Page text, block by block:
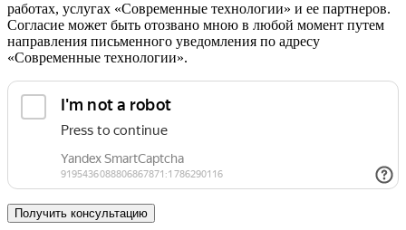
работах, услугах «Современные технологии» и ее партнеров.
Согласие может быть отозвано мною в любой момент путем
направления письменного уведомления по адресу
«Современные технологии».